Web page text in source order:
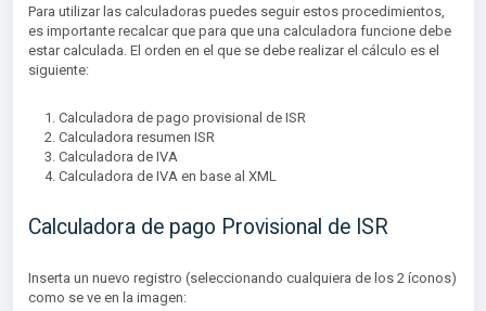
Para utilizar las calculadoras puedes seguir estos procedimientos,
es importante recalcar que para que una calculadora funcione debe
estar calculada. El orden en el que se debe realizar el cálculo es el
siguiente:
Calculadora de pago provisional de ISR
Calculadora resumen ISR
Calculadora de IVA
Calculadora de IVA en base al XML
Calculadora de pago Provisional de ISR
Inserta un nuevo registro (seleccionando cualquiera de los 2 íconos)
como se ve en la imagen: